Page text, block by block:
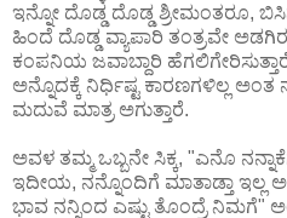
ಇನ್ನೋ ದೊಡ್ಡ ದೊಡ್ಡ ಶ್ರೀಮಂತರೂ,
ಹಿಂದೆ ದೊಡ್ಡ ವ್ಯಾಪಾರಿ ತಂತ್ರವೇ
ಕಂಪನಿಯ ಜವಾಬ್ದಾರಿ
ಅನ್ನೊದಕ್ಕೆ ನಿರ್ಧಿಷ್ಟ ಕಾರಣಗಳಿಲ್ಲ ಅಂತ
ಮದುವೆ ಮಾತ್ರ ಅಗುತ್ತಾರೆ.
ಅವಳ ತಮ್ಮ ಒಬ್ಬನೇ ಸಿಕ್ಕ, "ಎನೊ
ಇದೀಯ, ನನ್ನೊಂದಿಗೆ ಮಾತಾಡ್ತಾ ಇಲ್ಲ
ಭಾವ ನನ್ನಿಂದ ಎಷ್ಟು ತೊಂದ್ರೆ ನಿಮಗೆ"